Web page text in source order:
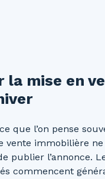
la mise en
que l’on pense
vente immobilière
publier l’annonce.
commencent